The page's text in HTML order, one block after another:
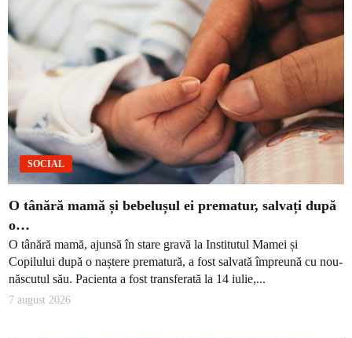
SOCIAL
O tânără mamă și bebelușul ei prematur, salvați după
o…
O tânără mamă, ajunsă în stare gravă la Institutul Mamei și
Copilului după o naștere prematură, a fost salvată împreună cu nou-
născutul său. Pacienta a fost transferată la 14 iulie,...
7 august 2026